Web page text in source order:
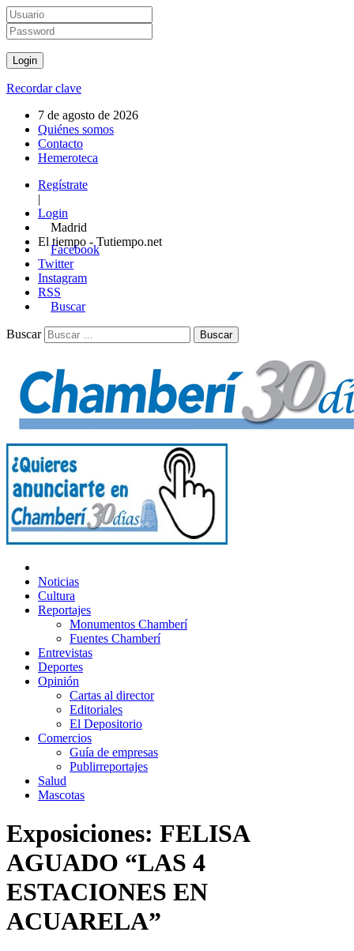
Recordar clave
7 de agosto de 2026
Quiénes somos
Contacto
Hemeroteca
Regístrate
|
Login
Madrid
El tiempo - Tutiempo.net
Facebook
Twitter
Instagram
RSS
Buscar
Buscar
Noticias
Cultura
Reportajes
Monumentos Chamberí
Fuentes Chamberí
Entrevistas
Deportes
Opinión
Cartas al director
Editoriales
El Depositorio
Comercios
Guía de empresas
Publirreportajes
Salud
Mascotas
Exposiciones: FELISA
AGUADO “LAS 4
ESTACIONES EN
ACUARELA”